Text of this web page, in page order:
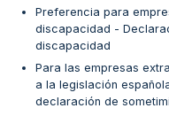
Preferencia para
discapacidad -
discapacidad
Para las empresas
a la legislación
declaración de